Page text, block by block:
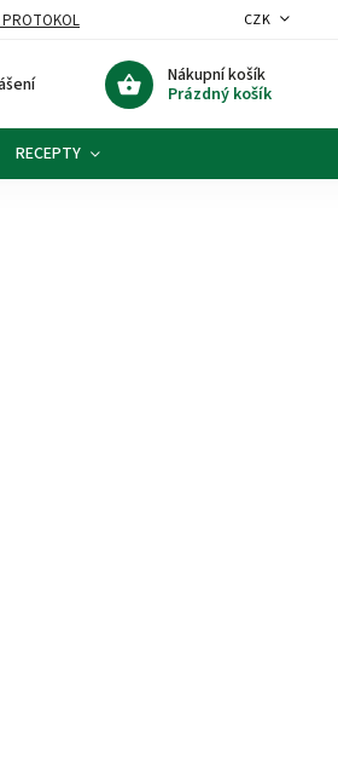
PROTOKOL
CZK
Nákupní košík
Prázdný košík
RECEPTY